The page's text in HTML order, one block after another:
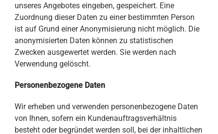
unseres Angebotes eingeben, gespeichert. Eine
Zuordnung dieser Daten zu einer bestimmten Person
ist auf Grund einer Anonymisierung nicht möglich. Die
anonymisierten Daten können zu statistischen
Zwecken ausgewertet werden. Sie werden nach
Verwendung gelöscht.
Personenbezogene Daten
Wir erheben und verwenden personenbezogene Daten
von Ihnen, sofern ein Kundenauftragsverhältnis
besteht oder begründet werden soll, bei der inhaltlichen